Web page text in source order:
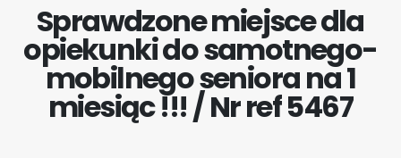
Sprawdzone miejsce dla
opiekunki do samotnego-
mobilnego seniora na 1
miesiąc !!! / Nr ref 5467